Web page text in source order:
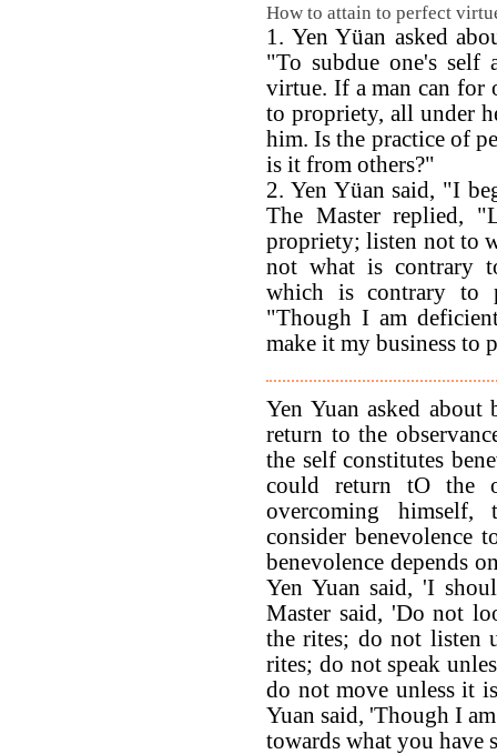
How to attain to perfect
1. Yen Yüan asked
"To subdue one's self
virtue. If a man can for
to propriety, all under
him. Is the practice of
is it from others?"
2. Yen Yüan said, "I
The Master replied,
propriety; listen not to
not what is contrary
which is contrary to
"Though I am
make it my business to
Yen Yuan asked about
return to the
the self constitutes
could return tO the
overcoming
consider benevolence
benevolence depends
Yen Yuan said, 'I
Master said, 'Do not
the rites; do not listen
rites; do not speak
do not move unless it
Yuan said, 'Though I
towards what you have